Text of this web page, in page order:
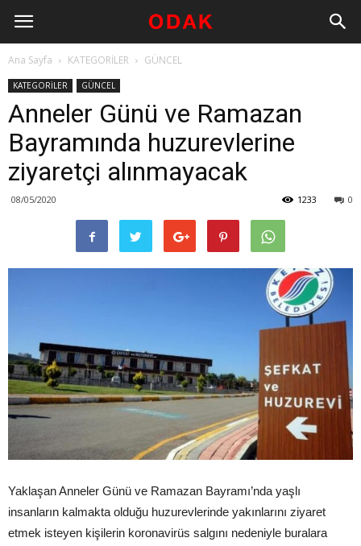
Ana Sayfa KATEGORİLER GÜNCEL
KATEGORİLER GÜNCEL
Anneler Günü ve Ramazan
Bayramında huzurevlerine
ziyaretçi alınmayacak
08/05/2020 0
1233
Yaklaşan Anneler Günü ve Ramazan Bayramı’nda yaşlı
insanların kalmakta olduğu huzurevlerinde yakınlarını ziyaret
etmek isteyen kişilerin koronavirüs salgını nedeniyle buralara